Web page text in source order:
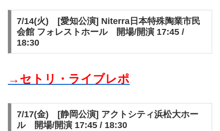
7/14(火) [愛知公演] Niterra日本特殊陶業市民
会館 フォレストホール 開場/開演 17:45 /
18:30
→セトリ・ライブレポ
7/17(金) [静岡公演] アクトシティ浜松大ホー
ル 開場/開演 17:45 / 18:30